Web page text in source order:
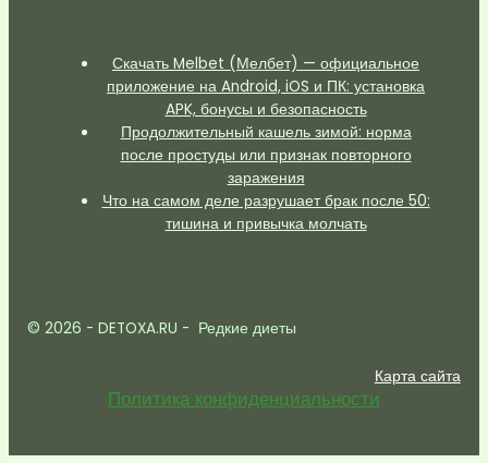
Скачать Melbet (Мелбет) — официальное
приложение на Android, iOS и ПК: установка
APK, бонусы и безопасность
Продолжительный кашель зимой: норма
после простуды или признак повторного
заражения
Что на самом деле разрушает брак после 50:
тишина и привычка молчать
© 2026 - DETOXA.RU - Редкие диеты
Карта сайта
Политика конфиденциальности